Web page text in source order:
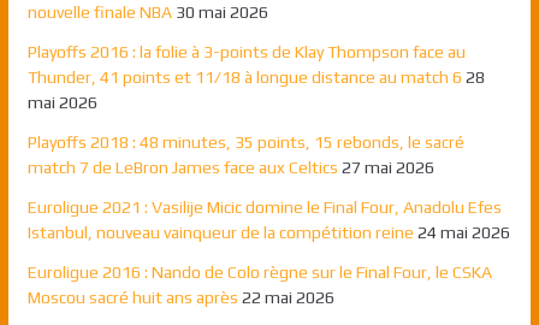
nouvelle finale NBA 30 mai 2026
Playoffs 2016 : la folie à 3-points de Klay Thompson face au
Thunder, 41 points et 11/18 à longue distance au match 6 28
mai 2026
Playoffs 2018 : 48 minutes, 35 points, 15 rebonds, le sacré
match 7 de LeBron James face aux Celtics 27 mai 2026
Euroligue 2021 : Vasilije Micic domine le Final Four, Anadolu Efes
Istanbul, nouveau vainqueur de la compétition reine 24 mai 2026
Euroligue 2016 : Nando de Colo règne sur le Final Four, le CSKA
Moscou sacré huit ans après 22 mai 2026